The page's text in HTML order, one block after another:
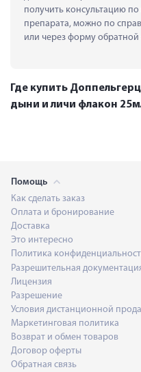
получить консультацию
препарата, можно по
или через форму обратной
Где купить
дыни и личи флакон
Помощь
Как сделать заказ
Оплата и бронирование
Доставка
Это интересно
Политика
Разрешительная
Лицензия
Разрешение
Условия дистанционной
Маркетинговая политика
Возврат и обмен товаров
Договор оферты
Обратная связь